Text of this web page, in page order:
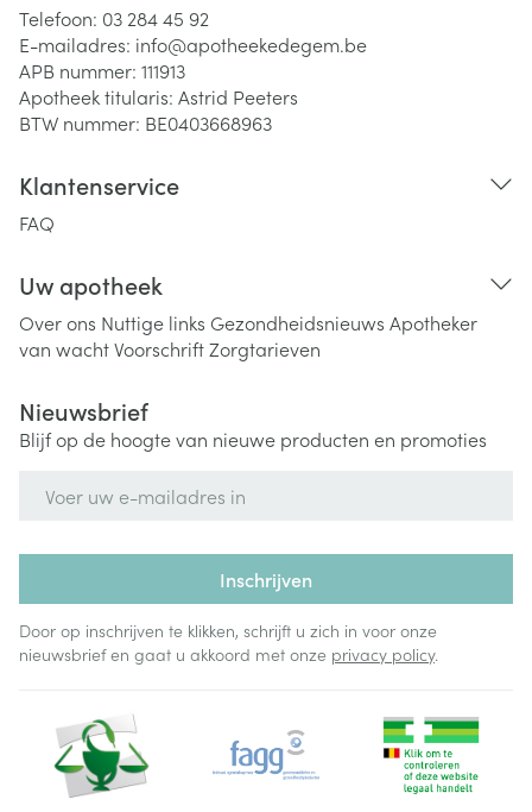
Telefoon: 03 284 45 92
E-mailadres: info@apotheekedegem.be
APB nummer: 111913
Apotheek titularis: Astrid Peeters
BTW nummer: BE0403668963
Klantenservice
FAQ
Uw apotheek
Over ons Nuttige links Gezondheidsnieuws Apotheker
van wachtVoorschriftZorgtarieven
Nieuwsbrief
Blijf op de hoogte van nieuwe producten en promoties
Inschrijven
Door op inschrijven te klikken, schrijft u zich in voor onze
nieuwsbrief en gaat u akkoord met onze privacy policy.